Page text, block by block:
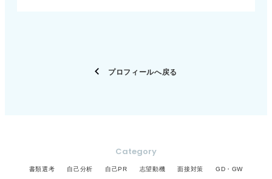
の人らしさが隠れてしまいます。） けれども大切な
言葉として発信することを心がけることです。
プロフィールへ戻る
Category
書類選考 自己分析 自己PR 志望動機 面接対策 GD・GW